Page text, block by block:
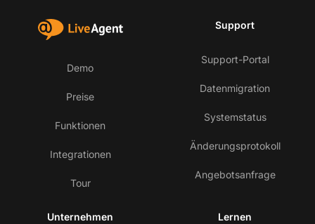
Demo
Preise
Funktionen
Integrationen
Tour
Support
Support-Portal
Datenmigration
Systemstatus
Änderungsprotokoll
Angebotsanfrage
Unternehmen Lernen